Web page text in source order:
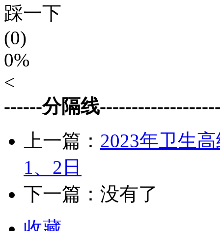
踩一下
(0)
0%
<
------分隔线
上一篇： 2023年卫生
1、2日
下一篇：没有了